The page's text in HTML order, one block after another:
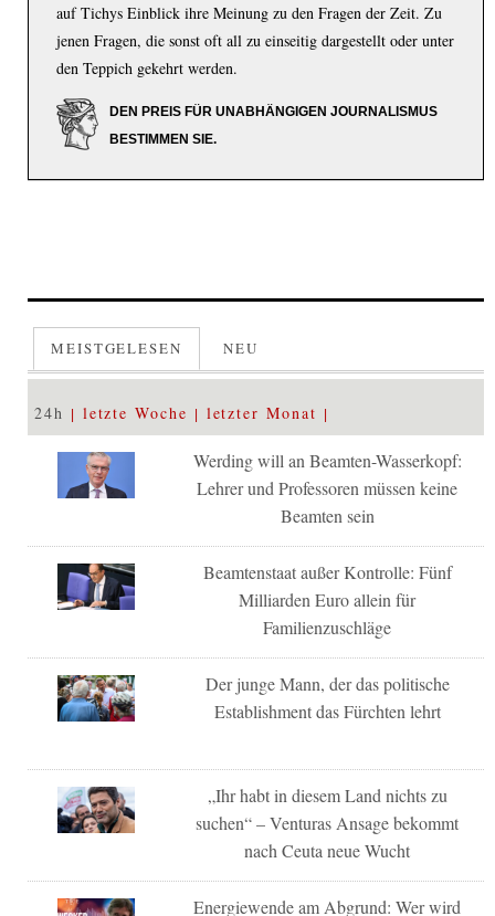
auf Tichys Einblick ihre Meinung zu den Fragen der Zeit. Zu
jenen Fragen, die sonst oft all zu einseitig dargestellt oder unter
den Teppich gekehrt werden.
DEN PREIS FÜR UNABHÄNGIGEN JOURNALISMUS
BESTIMMEN SIE.
MEISTGELESEN NEU
24h letzte Woche letzter Monat
Werding will an Beamten-Wasserkopf:
Lehrer und Professoren müssen keine
Beamten sein
Beamtenstaat außer Kontrolle: Fünf
Milliarden Euro allein für
Familienzuschläge
Der junge Mann, der das politische
Establishment das Fürchten lehrt
„Ihr habt in diesem Land nichts zu
suchen“ – Venturas Ansage bekommt
nach Ceuta neue Wucht
Energiewende am Abgrund: Wer wird